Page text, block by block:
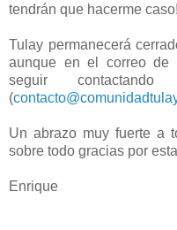
tendrán que hacerme caso!
Tulay permanecerá
aunque en el correo de
seguir
(
Un abrazo muy fuerte a
sobre todo gracias por
Enrique